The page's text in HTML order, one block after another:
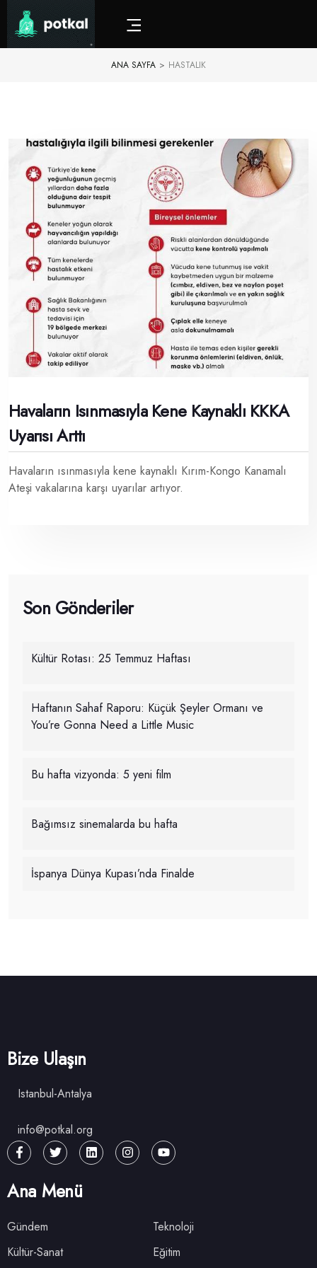
ANA SAYFA > HASTALIK
Havaların Isınmasıyla Kene Kaynaklı KKKA
Uyarısı Arttı
Havaların ısınmasıyla kene kaynaklı Kırım-Kongo Kanamalı
Ateşi vakalarına karşı uyarılar artıyor.
Son Gönderiler
Kültür Rotası: 25 Temmuz Haftası
Haftanın Sahaf Raporu: Küçük Şeyler Ormanı ve
You’re Gonna Need a Little Music
Bu hafta vizyonda: 5 yeni film
Bağımsız sinemalarda bu hafta
İspanya Dünya Kupası’nda Finalde
Bize Ulaşın
Istanbul-Antalya
info@potkal.org
Ana Menü
Gündem
Teknoloji
Kültür-Sanat
Eğitim